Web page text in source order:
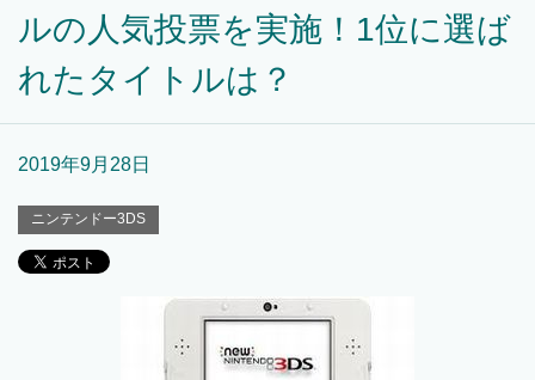
ルの人気投票を実施！1位に選ば
れたタイトルは？
2019年9月28日
ニンテンドー3DS